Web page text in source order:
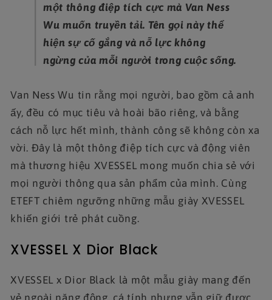
một thông điệp tích cực mà Van Ness
Wu muốn truyền tải. Tên gọi này thể
hiện sự cố gắng và nỗ lực không
ngừng của mỗi người trong cuộc sống.
Van Ness Wu tin rằng mọi người, bao gồm cả anh
ấy, đều có mục tiêu và hoài bão riêng, và bằng
cách nỗ lực hết mình, thành công sẽ không còn xa
vời. Đây là một thông điệp tích cực và động viên
mà thương hiệu XVESSEL mong muốn chia sẻ với
mọi người thông qua sản phẩm của mình. Cùng
ETEFT chiêm ngưỡng những mẫu giày XVESSEL
khiến giới trẻ phát cuồng.
XVESSEL X Dior Black
XVESSEL x Dior Black là một mẫu giày mang đến
vẻ ngoài năng động, cá tính nhưng vẫn giữ được